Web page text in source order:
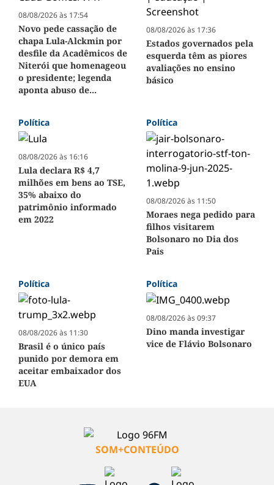
08/08/2026 às 17:54
Novo pede cassação de
chapa Lula-Alckmin por
desfile da Acadêmicos de
Niterói que homenageou
o presidente; legenda
aponta abuso de...
08/08/2026 às 17:36
Estados governados pela
esquerda têm as piores
avaliações no ensino
básico
Política
08/08/2026 às 16:16
Lula declara R$ 4,7
milhões em bens ao TSE,
35% abaixo do
patrimônio informado
em 2022
Política
08/08/2026 às 11:50
Moraes nega pedido para
filhos visitarem
Bolsonaro no Dia dos
Pais
Política
08/08/2026 às 11:30
Brasil é o único país
punido por demora em
aceitar embaixador dos
EUA
Política
08/08/2026 às 09:37
Dino manda investigar
vice de Flávio Bolsonaro
SOM+CONTEÚDO